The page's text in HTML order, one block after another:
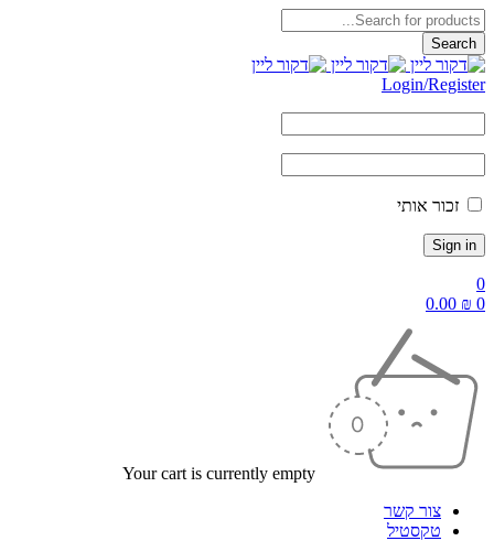
Login/
אותי
Your cart is currently empty
צור קשר
טקסטיל